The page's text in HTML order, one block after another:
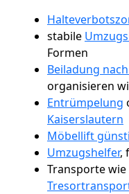
stabile
Formen
Beiladung
organisieren
Entrümpelung
Kaiserslautern
Möbellift
Umzugshelfer,
Transporte wie